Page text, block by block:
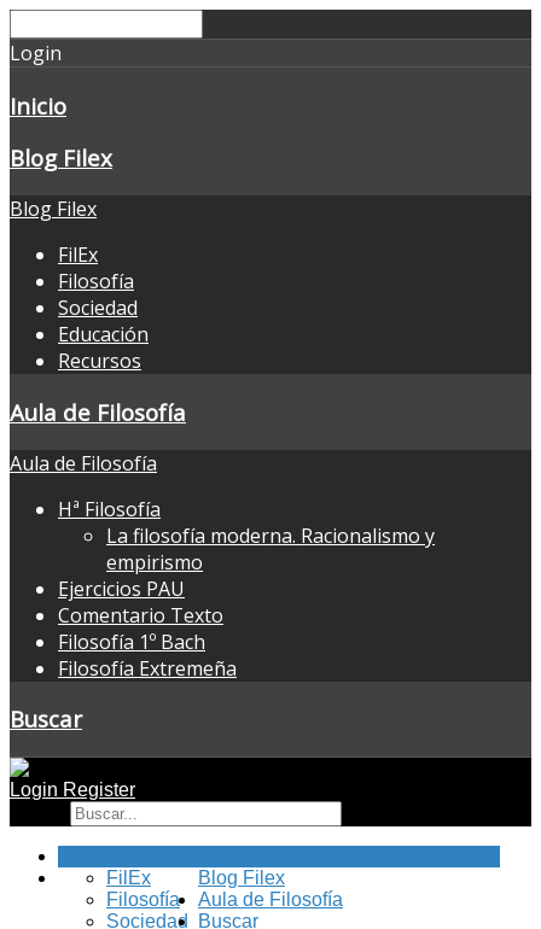
Login
Inicio
Blog Filex
Blog Filex
FilEx
Filosofía
Sociedad
Educación
Recursos
Aula de Filosofía
Aula de Filosofía
Hª Filosofía
La filosofía moderna. Racionalismo y
empirismo
Ejercicios PAU
Comentario Texto
Filosofía 1º Bach
Filosofía Extremeña
Buscar
Login Register
Blog Filex
FilEx
Filosofía
Sociedad
Aula de Filosofía
Buscar